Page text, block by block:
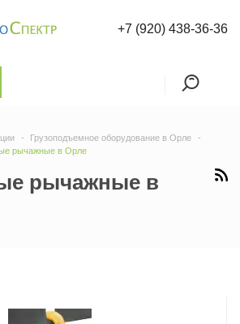
+7 (920) 438-36-36
Грузоподъемное оборудование в Орле
рычажные в Орле
рычажные в